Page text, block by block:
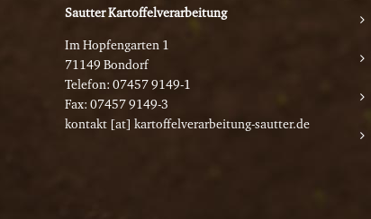
Sautter Kartoffelverarbeitung
Im Hopfengarten 1
71149 Bondorf
Telefon: 07457 9149-1
Fax: 07457 9149-3
kontakt [at] kartoffelverarbeitung-sautter.de